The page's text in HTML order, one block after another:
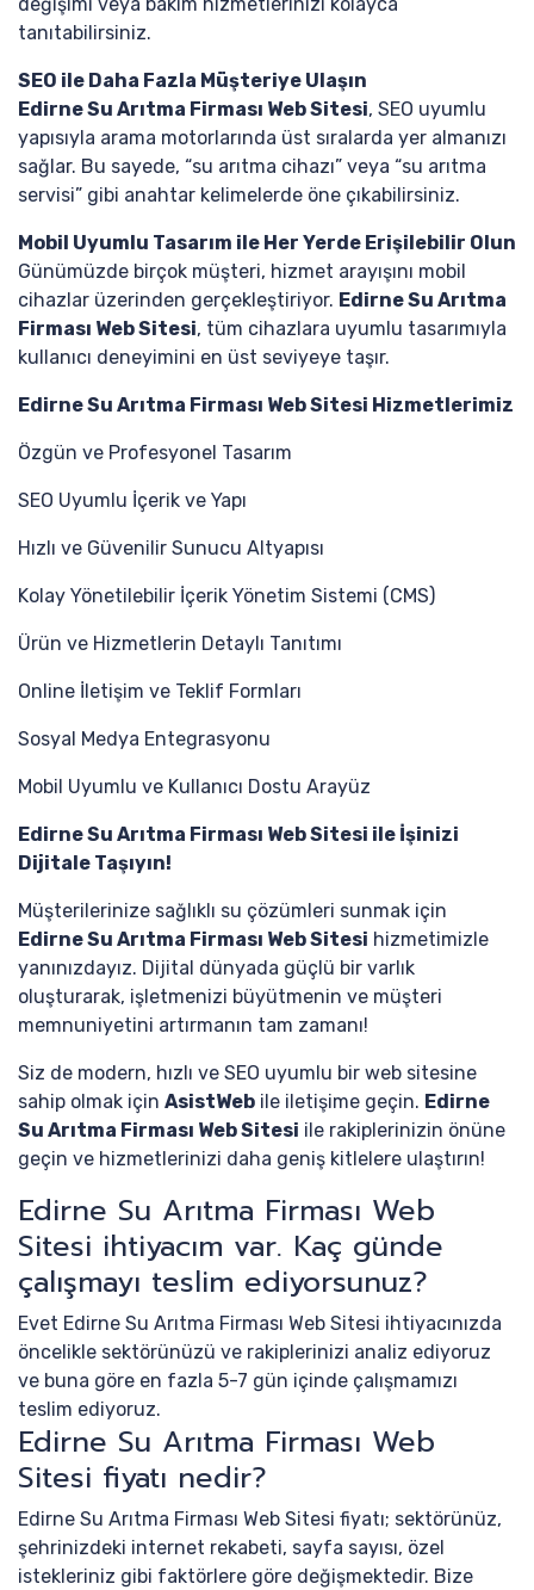
tanıtabilirsiniz.
SEO ile Daha Fazla Müşteriye Ulaşın
Edirne Su Arıtma Firması Web Sitesi, SEO uyumlu
yapısıyla arama motorlarında üst sıralarda yer almanızı
sağlar. Bu sayede, “su arıtma cihazı” veya “su arıtma
servisi” gibi anahtar kelimelerde öne çıkabilirsiniz.
Mobil Uyumlu Tasarım ile Her Yerde Erişilebilir Olun
Günümüzde birçok müşteri, hizmet arayışını mobil
cihazlar üzerinden gerçekleştiriyor. Edirne Su Arıtma
Firması Web Sitesi, tüm cihazlara uyumlu tasarımıyla
kullanıcı deneyimini en üst seviyeye taşır.
Edirne Su Arıtma Firması Web Sitesi Hizmetlerimiz
Özgün ve Profesyonel Tasarım
SEO Uyumlu İçerik ve Yapı
Hızlı ve Güvenilir Sunucu Altyapısı
Kolay Yönetilebilir İçerik Yönetim Sistemi (CMS)
Ürün ve Hizmetlerin Detaylı Tanıtımı
Online İletişim ve Teklif Formları
Sosyal Medya Entegrasyonu
Mobil Uyumlu ve Kullanıcı Dostu Arayüz
Edirne Su Arıtma Firması Web Sitesi ile İşinizi
Dijitale Taşıyın!
Müşterilerinize sağlıklı su çözümleri sunmak için
Edirne Su Arıtma Firması Web Sitesi hizmetimizle
yanınızdayız. Dijital dünyada güçlü bir varlık
oluşturarak, işletmenizi büyütmenin ve müşteri
memnuniyetini artırmanın tam zamanı!
Siz de modern, hızlı ve SEO uyumlu bir web sitesine
sahip olmak için AsistWeb ile iletişime geçin. Edirne
Su Arıtma Firması Web Sitesi ile rakiplerinizin önüne
geçin ve hizmetlerinizi daha geniş kitlelere ulaştırın!
Edirne Su Arıtma Firması Web
Sitesi ihtiyacım var. Kaç günde
çalışmayı teslim ediyorsunuz?
Evet Edirne Su Arıtma Firması Web Sitesi ihtiyacınızda
öncelikle sektörünüzü ve rakiplerinizi analiz ediyoruz
ve buna göre en fazla 5-7 gün içinde çalışmamızı
teslim ediyoruz.
Edirne Su Arıtma Firması Web
Sitesi fiyatı nedir?
Edirne Su Arıtma Firması Web Sitesi fiyatı; sektörünüz,
şehrinizdeki internet rekabeti, sayfa sayısı, özel
istekleriniz gibi faktörlere göre değişmektedir. Bize